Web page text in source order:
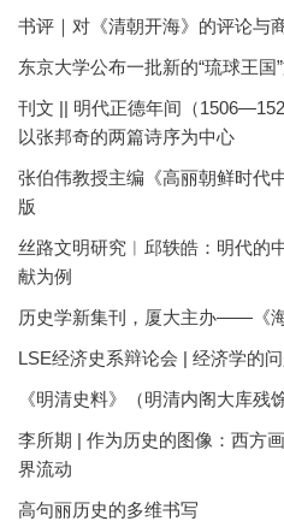
书评｜对《清朝开海》的评论与
东京大学公布一批新的“琉球王国
刊文 || 明代正德年间（
以张邦奇的两篇诗序为中心
张伯伟教授主编《高丽朝鲜时代
版
丝路文明研究︱邱轶皓：明代的
献为例
历史学新集刊，厦大主办——《
LSE经济史系辩论会 | 经济学的
《明清史料》（明清内阁大库残
李所期 | 作为历史的图像：西方
界流动
高句丽历史的多维书写